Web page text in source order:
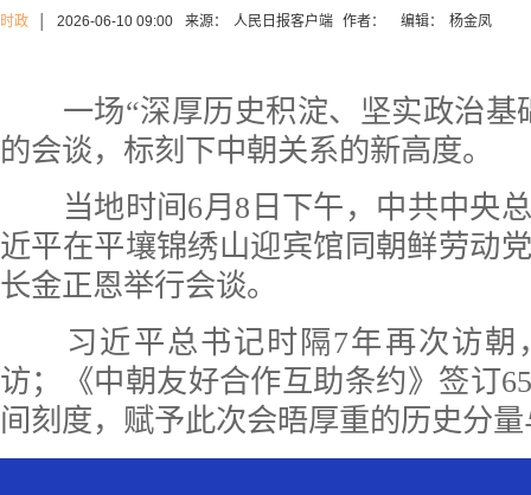
时政 2026-06-10 09:00 来源： 人民日报客户端 作者： 编辑： 杨金凤
一场“深厚历史积淀、坚实政治基
的会谈，标刻下中朝关系的新高度。
当地时间6月8日下午，中共中央总
近平在平壤锦绣山迎宾馆同朝鲜劳动
长金正恩举行会谈。
习近平总书记时隔7年再次访朝
访；《中朝友好合作互助条约》签订
间刻度，赋予此次会晤厚重的历史分